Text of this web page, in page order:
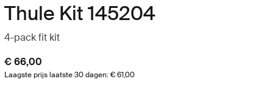
Thule Kit 145204
4-pack fit kit
€ 66,00
Laagste prijs laatste 30 dagen: € 61,00